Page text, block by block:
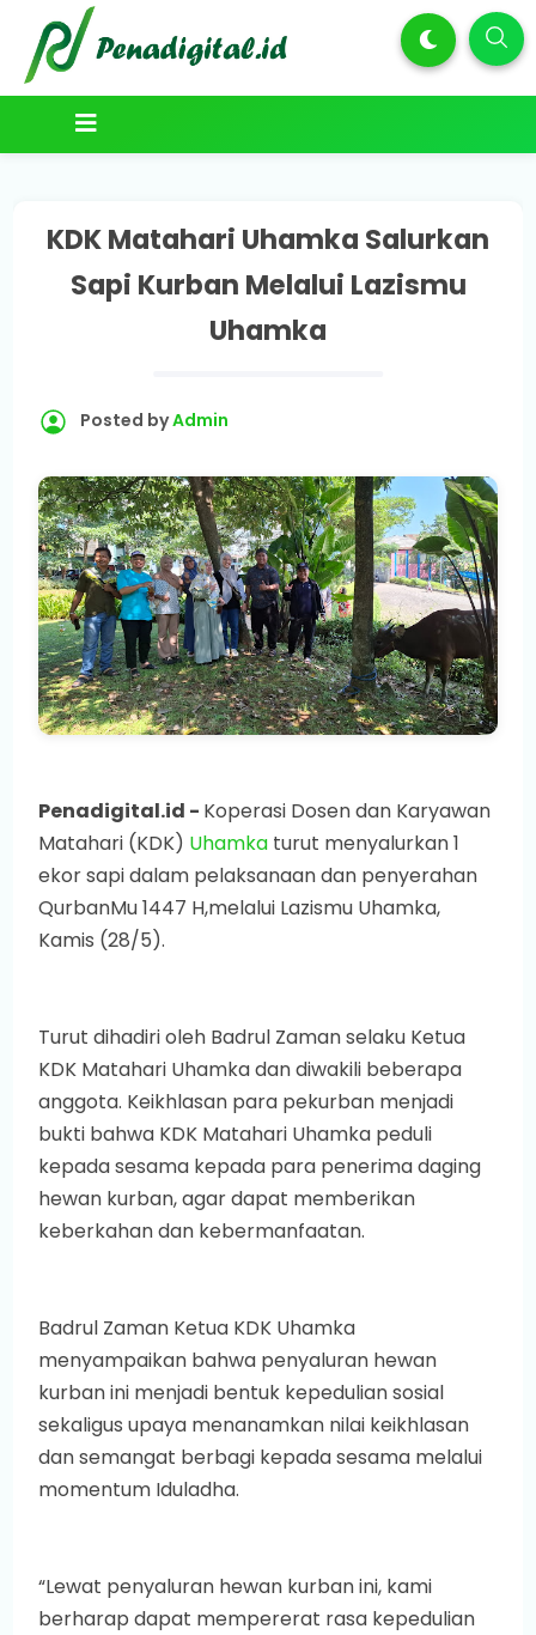
KDK Matahari Uhamka Salurkan
Sapi Kurban Melalui Lazismu
Uhamka
Posted byAdmin
Penadigital.id - Koperasi Dosen dan Karyawan
Matahari (KDK) Uhamka turut menyalurkan 1
ekor sapi dalam pelaksanaan dan penyerahan
QurbanMu 1447 H,melalui Lazismu Uhamka,
Kamis (28/5).
Turut dihadiri oleh Badrul Zaman selaku Ketua
KDK Matahari Uhamka dan diwakili beberapa
anggota. Keikhlasan para pekurban menjadi
bukti bahwa KDK Matahari Uhamka peduli
kepada sesama kepada para penerima daging
hewan kurban, agar dapat memberikan
keberkahan dan kebermanfaatan.
Badrul Zaman Ketua KDK Uhamka
menyampaikan bahwa penyaluran hewan
kurban ini menjadi bentuk kepedulian sosial
sekaligus upaya menanamkan nilai keikhlasan
dan semangat berbagi kepada sesama melalui
momentum Iduladha.
“Lewat penyaluran hewan kurban ini, kami
berharap dapat mempererat rasa kepedulian